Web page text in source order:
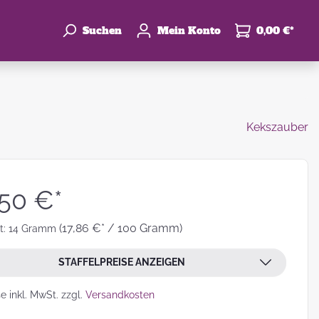
Suchen Mein Konto 0,00 €*
Kekszauber
€*
14 Gramm (17,86 €* / 100 Gramm)
STAFFELPREISE ANZEIGEN
inkl. MwSt. zzgl. Versandkosten